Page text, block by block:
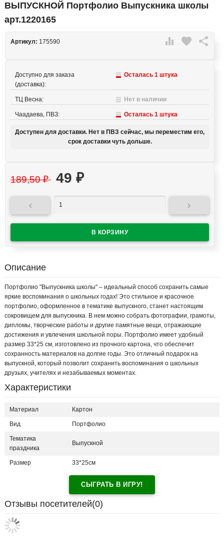
ВЫПУСКНОЙ Портфолио Выпускника школы
арт.1220165
 favorite 
Артикул: 175590
Доступно для заказа
(доставка):
Осталась 1 штука
ТЦ Весна: Нет в наличии
Чаадаева, ПВЗ: Осталась 1 штука
Доступен для доставки. Нет в ПВЗ сейчас, мы переместим его,
срок доставки чуть дольше.
189,50₽ 49 ₽
 
Описание
Портфолио "Выпускника школы" – идеальный способ сохранить самые
яркие воспоминания о школьных годах! Это стильное и красочное
портфолио, оформленное в тематике выпускного, станет настоящим
сокровищем для выпускника. В нем можно собрать фотографии, грамоты,
дипломы, творческие работы и другие памятные вещи, отражающие
достижения и увлечения школьной поры. Портфолио имеет удобный
размер 33*25 см, изготовлено из прочного картона, что обеспечит
сохранность материалов на долгие годы. Это отличный подарок на
выпускной, который позволит сохранить воспоминания о школьных
друзьях, учителях и незабываемых моментах.
Характеристики
Материал Картон
Вид Портфолио
Тематика
праздника
Выпускной
Размер 33*25см
СЫГРАТЬ В ИГРУ!
Отзывы посетителей(0)